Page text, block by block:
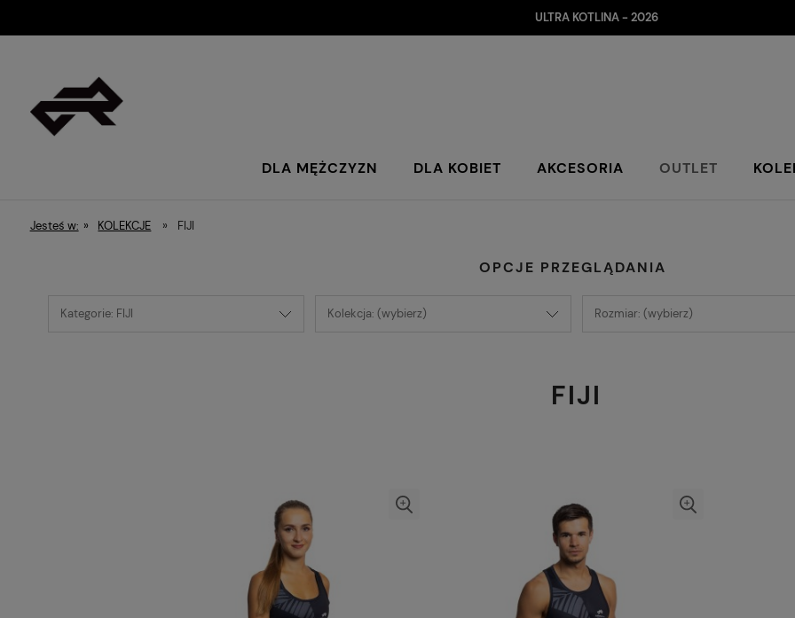
ULTRA KOTLINA - 2026
DLA MĘŻCZYZN DLA KOBIET AKCESORIA OUTLET
Jesteś w: » KOLEKCJE » FIJI
OPCJE PRZEGLĄDANIA
Kategorie: FIJI Kolekcja: (wybierz) Rozmiar: (wybierz)
FIJI